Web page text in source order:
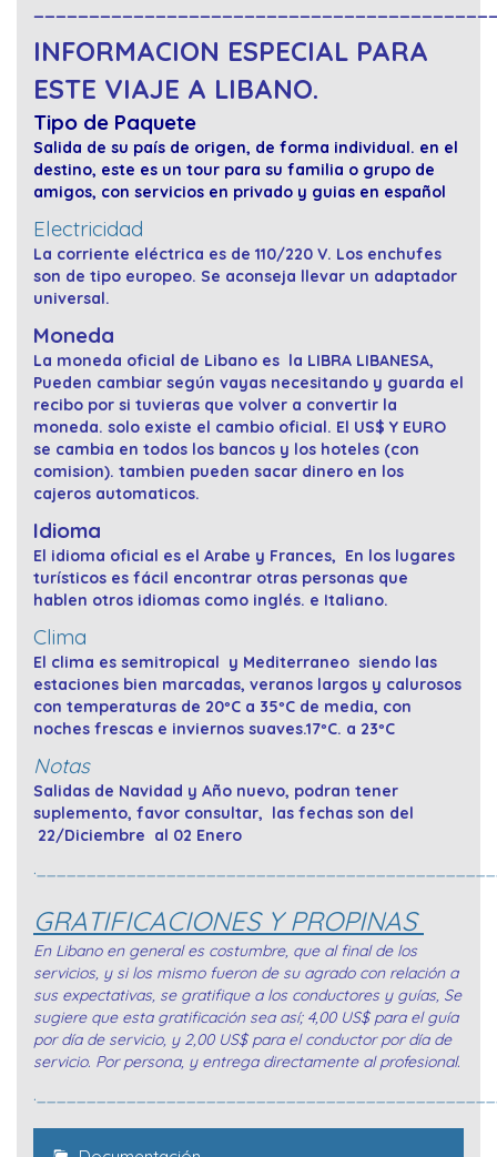
INFORMACION ESPECIAL PARA
ESTE VIAJE A LIBANO.
Tipo de Paquete
Salida de su país de origen, de forma individual. en el
destino, este es un tour para su familia o grupo de
amigos, con servicios en privado y guias en español
Electricidad
La corriente eléctrica es de 110/220 V. Los enchufes
son de tipo europeo. Se aconseja llevar un adaptador
universal.
Moneda
La moneda oficial de Libano es la LIBRA LIBANESA,
Pueden cambiar según vayas necesitando y guarda el
recibo por si tuvieras que volver a convertir la
moneda. solo existe el cambio oficial. El US$ Y EURO
se cambia en todos los bancos y los hoteles (con
comision). tambien pueden sacar dinero en los
cajeros automaticos.
Idioma
El idioma oficial es el Arabe y Frances, En los lugares
turísticos es fácil encontrar otras personas que
hablen otros idiomas como inglés. e Italiano.
Clima
El clima es semitropical y Mediterraneo siendo las
estaciones bien marcadas, veranos largos y calurosos
con temperaturas de 20ºC a 35ºC de media, con
noches frescas e inviernos suaves.17ºC. a 23ºC
Notas
Salidas de Navidad y Año nuevo, podran tener
suplemento, favor consultar, las fechas son del
22/Diciembre al 02 Enero
GRATIFICACIONES Y PROPINAS
En Libano en general es costumbre, que al final de los
servicios, y si los mismo fueron de su agrado con relación a
sus expectativas, se gratifique a los conductores y guías, Se
sugiere que esta gratificación sea así; 4,00 US$ para el guía
por día de servicio, y 2,00 US$ para el conductor por día de
servicio. Por persona, y entrega directamente al profesional.